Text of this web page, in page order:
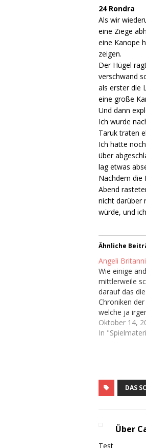
24 Rondra
Als wir
eine Ziege
eine Kanope
zeigen.
Der Hügel
verschwand
als erster die
eine große
Und dann
Ich wurde
Taruk traten
Ich hatte
über
lag etwas
Nachdem die
Abend
nicht darüber
würde, und
Ähnliche
Angeli
Wie einige
mittlerweile
darauf das
Chroniken der
welche ja
Welt
haben wir ja
Oktober 14,
In
DAS
Über
Test